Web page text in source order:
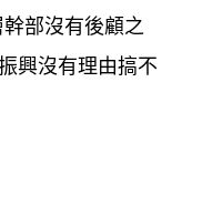
部沒有後顧之
興沒有理由搞不